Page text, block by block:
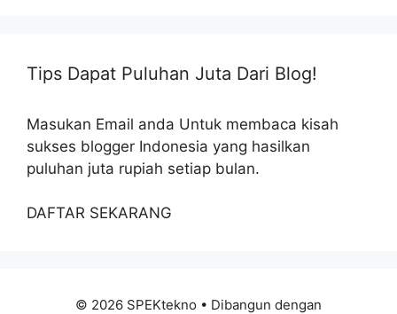
Tips Dapat Puluhan Juta Dari Blog!
Masukan Email anda Untuk membaca kisah
sukses blogger Indonesia yang hasilkan
puluhan juta rupiah setiap bulan.
DAFTAR SEKARANG
© 2026 SPEKtekno • Dibangun dengan